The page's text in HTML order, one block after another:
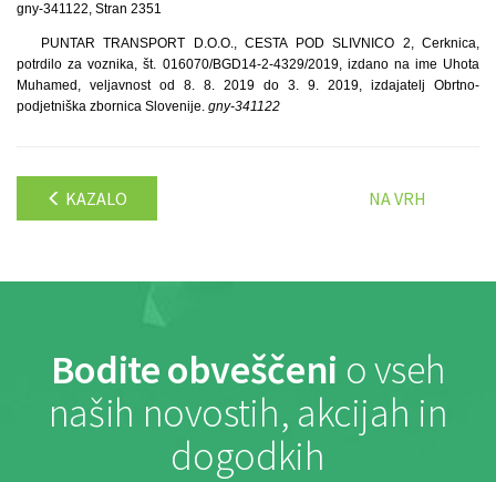
gny-341122, Stran 2351
PUNTAR TRANSPORT D.O.O., CESTA POD SLIVNICO 2, Cerknica,
potrdilo za voznika, št. 016070/BGD14-2-4329/2019, izdano na ime Uhota
Muhamed, veljavnost od 8. 8. 2019 do 3. 9. 2019, izdajatelj Obrtno-
podjetniška zbornica Slovenije. gny-341122
KAZALO NA VRH
Bodite obveščeni o vseh
naših novostih, akcijah in
dogodkih